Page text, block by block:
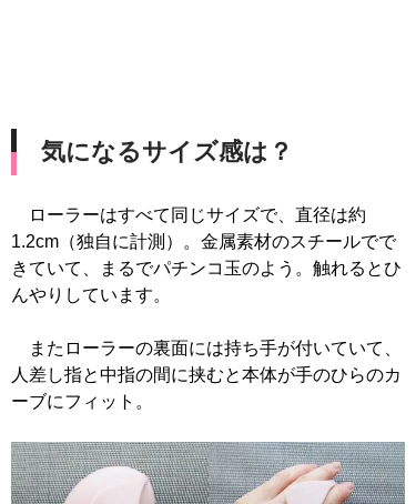
気になるサイズ感は？
ローラーはすべて同じサイズで、直径は約
1.2cm（独自に計測）。金属素材のスチールでで
きていて、まるでパチンコ玉のよう。触れるとひ
んやりしています。
またローラーの裏面には持ち手が付いていて、
人差し指と中指の間に挟むと本体が手のひらのカ
ーブにフィット。